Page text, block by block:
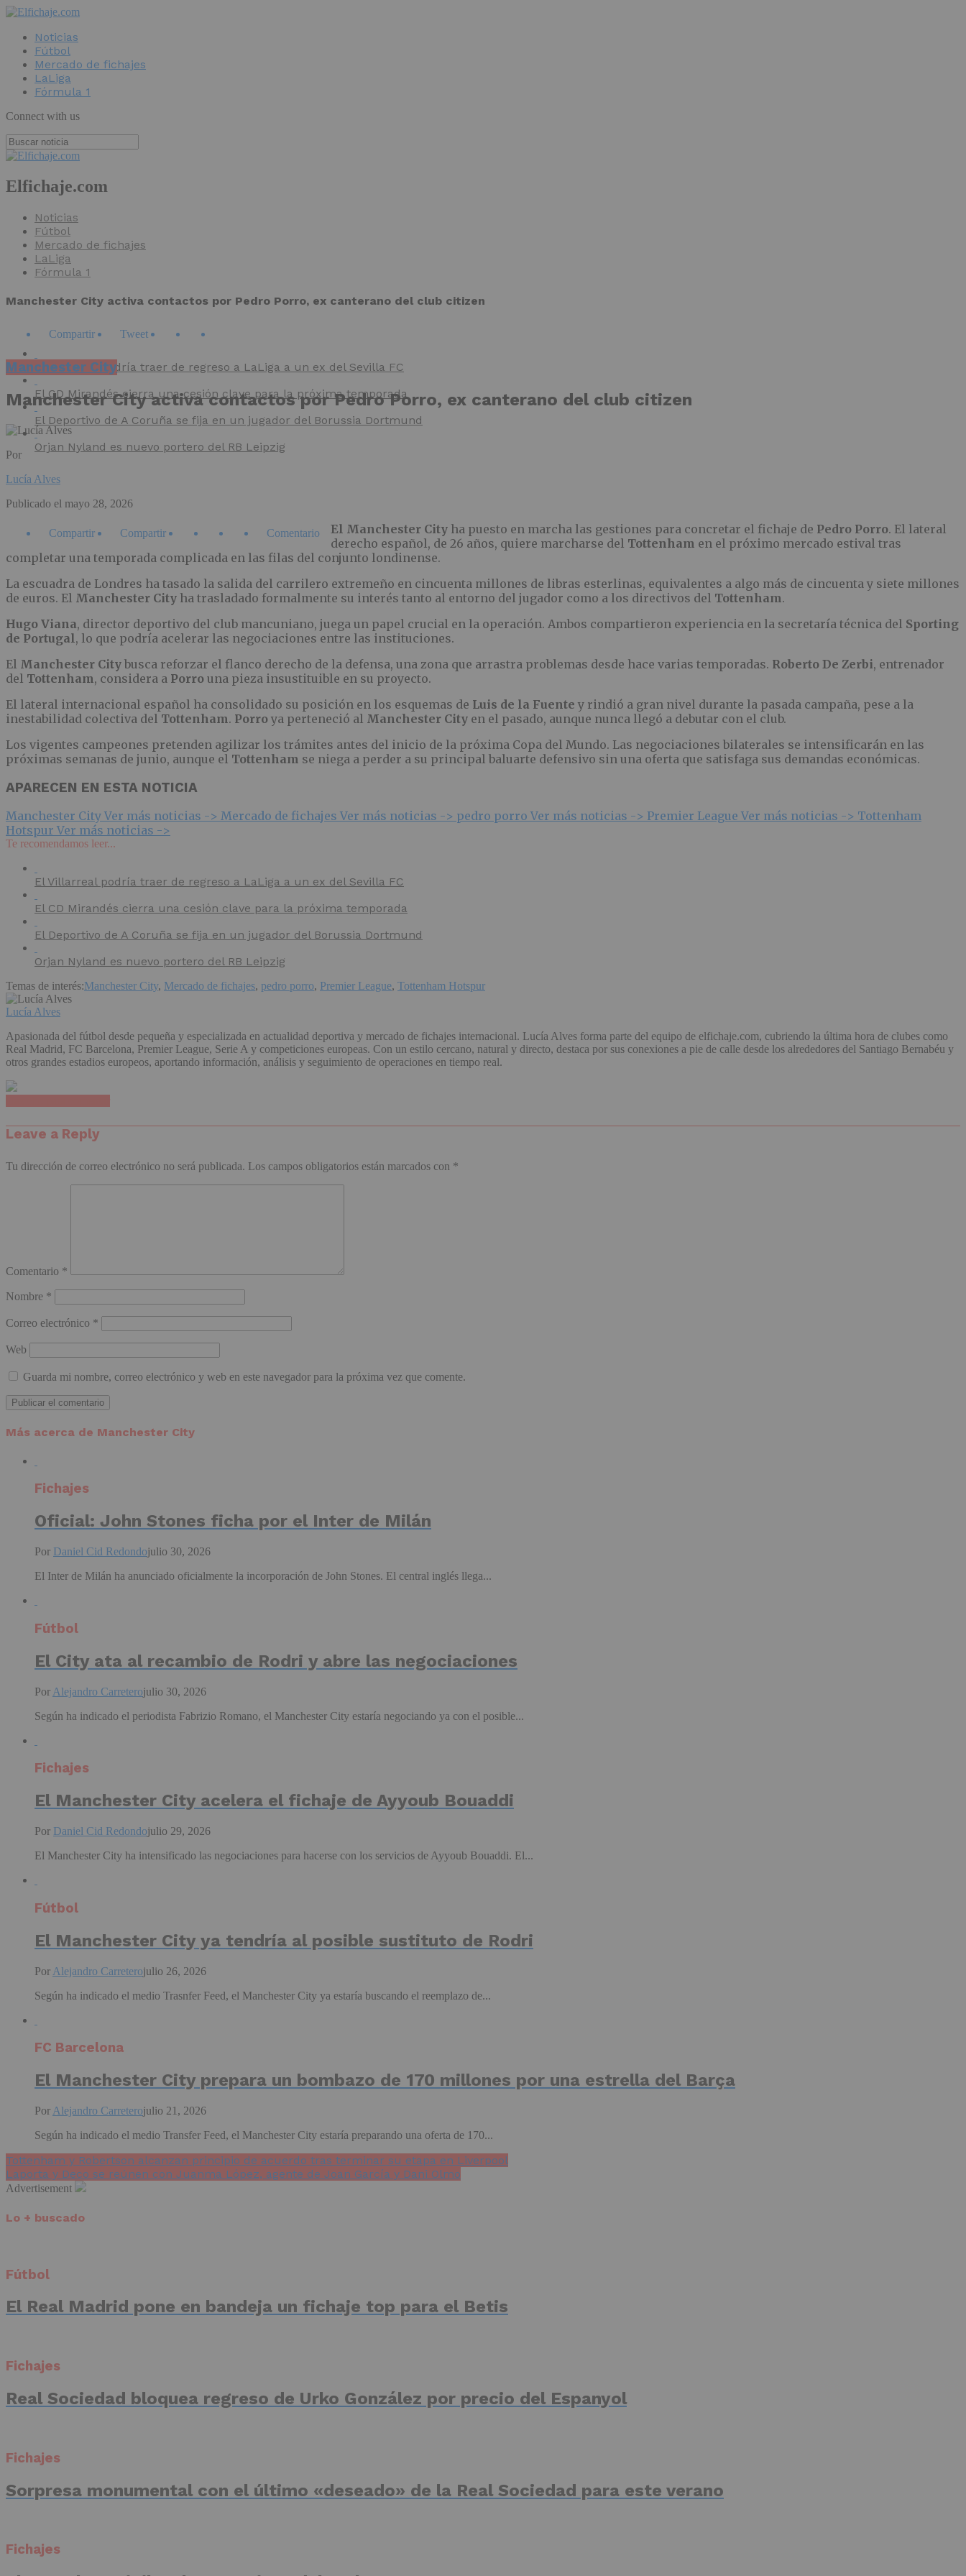
Noticias
Fútbol
Mercado de fichajes
LaLiga
Fórmula 1
Connect with us
Elfichaje.com
Noticias
Fútbol
Mercado de fichajes
LaLiga
Fórmula 1
Manchester City activa contactos por Pedro Porro, ex canterano del club citizen
Compartir Tweet
El Villarreal podría traer de regreso a LaLiga a un ex del Sevilla FC
El CD Mirandés cierra una cesión clave para la próxima temporada
El Deportivo de A Coruña se fija en un jugador del Borussia Dortmund
Orjan Nyland es nuevo portero del RB Leipzig
Manchester City
Manchester City activa contactos por Pedro Porro, ex canterano del club citizen
Por
Lucía Alves
Publicado el mayo 28, 2026
Compartir Compartir Comentario El Manchester City ha puesto en marcha las gestiones para concretar el fichaje de Pedro Porro. El lateral
derecho español, de 26 años, quiere marcharse del Tottenham en el próximo mercado estival tras
completar una temporada complicada en las filas del conjunto londinense.
La escuadra de Londres ha tasado la salida del carrilero extremeño en cincuenta millones de libras esterlinas, equivalentes a algo más de cincuenta y siete millones
de euros. El Manchester City ha trasladado formalmente su interés tanto al entorno del jugador como a los directivos del Tottenham.
Hugo Viana, director deportivo del club mancuniano, juega un papel crucial en la operación. Ambos compartieron experiencia en la secretaría técnica del Sporting
de Portugal, lo que podría acelerar las negociaciones entre las instituciones.
El Manchester City busca reforzar el flanco derecho de la defensa, una zona que arrastra problemas desde hace varias temporadas. Roberto De Zerbi, entrenador
del Tottenham, considera a Porro una pieza insustituible en su proyecto.
El lateral internacional español ha consolidado su posición en los esquemas de Luis de la Fuente y rindió a gran nivel durante la pasada campaña, pese a la
inestabilidad colectiva del Tottenham. Porro ya perteneció al Manchester City en el pasado, aunque nunca llegó a debutar con el club.
Los vigentes campeones pretenden agilizar los trámites antes del inicio de la próxima Copa del Mundo. Las negociaciones bilaterales se intensificarán en las
próximas semanas de junio, aunque el Tottenham se niega a perder a su principal baluarte defensivo sin una oferta que satisfaga sus demandas económicas.
APARECEN EN ESTA NOTICIA
Manchester City Ver más noticias -> Mercado de fichajes Ver más noticias -> pedro porro Ver más noticias -> Premier League Ver más noticias -> Tottenham
Hotspur Ver más noticias ->
Te recomendamos leer...
El Villarreal podría traer de regreso a LaLiga a un ex del Sevilla FC
El CD Mirandés cierra una cesión clave para la próxima temporada
El Deportivo de A Coruña se fija en un jugador del Borussia Dortmund
Orjan Nyland es nuevo portero del RB Leipzig
Temas de interés:Manchester City, Mercado de fichajes, pedro porro, Premier League, Tottenham Hotspur
Lucía Alves
Apasionada del fútbol desde pequeña y especializada en actualidad deportiva y mercado de fichajes internacional. Lucía Alves forma parte del equipo de elfichaje.com, cubriendo la última hora de clubes como
Real Madrid, FC Barcelona, Premier League, Serie A y competiciones europeas. Con un estilo cercano, natural y directo, destaca por sus conexiones a pie de calle desde los alrededores del Santiago Bernabéu y
otros grandes estadios europeos, aportando información, análisis y seguimiento de operaciones en tiempo real.
Leave a Reply
Tu dirección de correo electrónico no será publicada. Los campos obligatorios están marcados con *
Comentario *
Nombre *
Correo electrónico *
Web
Guarda mi nombre, correo electrónico y web en este navegador para la próxima vez que comente.
Más acerca de Manchester City
Fichajes
Oficial: John Stones ficha por el Inter de Milán
Por Daniel Cid Redondojulio 30, 2026
El Inter de Milán ha anunciado oficialmente la incorporación de John Stones. El central inglés llega...
Fútbol
El City ata al recambio de Rodri y abre las negociaciones
Por Alejandro Carreterojulio 30, 2026
Según ha indicado el periodista Fabrizio Romano, el Manchester City estaría negociando ya con el posible...
Fichajes
El Manchester City acelera el fichaje de Ayyoub Bouaddi
Por Daniel Cid Redondojulio 29, 2026
El Manchester City ha intensificado las negociaciones para hacerse con los servicios de Ayyoub Bouaddi. El...
Fútbol
El Manchester City ya tendría al posible sustituto de Rodri
Por Alejandro Carreterojulio 26, 2026
Según ha indicado el medio Trasnfer Feed, el Manchester City ya estaría buscando el reemplazo de...
FC Barcelona
El Manchester City prepara un bombazo de 170 millones por una estrella del Barça
Por Alejandro Carreterojulio 21, 2026
Según ha indicado el medio Transfer Feed, el Manchester City estaría preparando una oferta de 170...
Tottenham y Robertson alcanzan principio de acuerdo tras terminar su etapa en Liverpool
Laporta y Deco se reúnen con Juanma López, agente de Joan García y Dani Olmo
Advertisement
Lo + buscado
Fútbol
El Real Madrid pone en bandeja un fichaje top para el Betis
Fichajes
Real Sociedad bloquea regreso de Urko González por precio del Espanyol
Fichajes
Sorpresa monumental con el último «deseado» de la Real Sociedad para este verano
Fichajes